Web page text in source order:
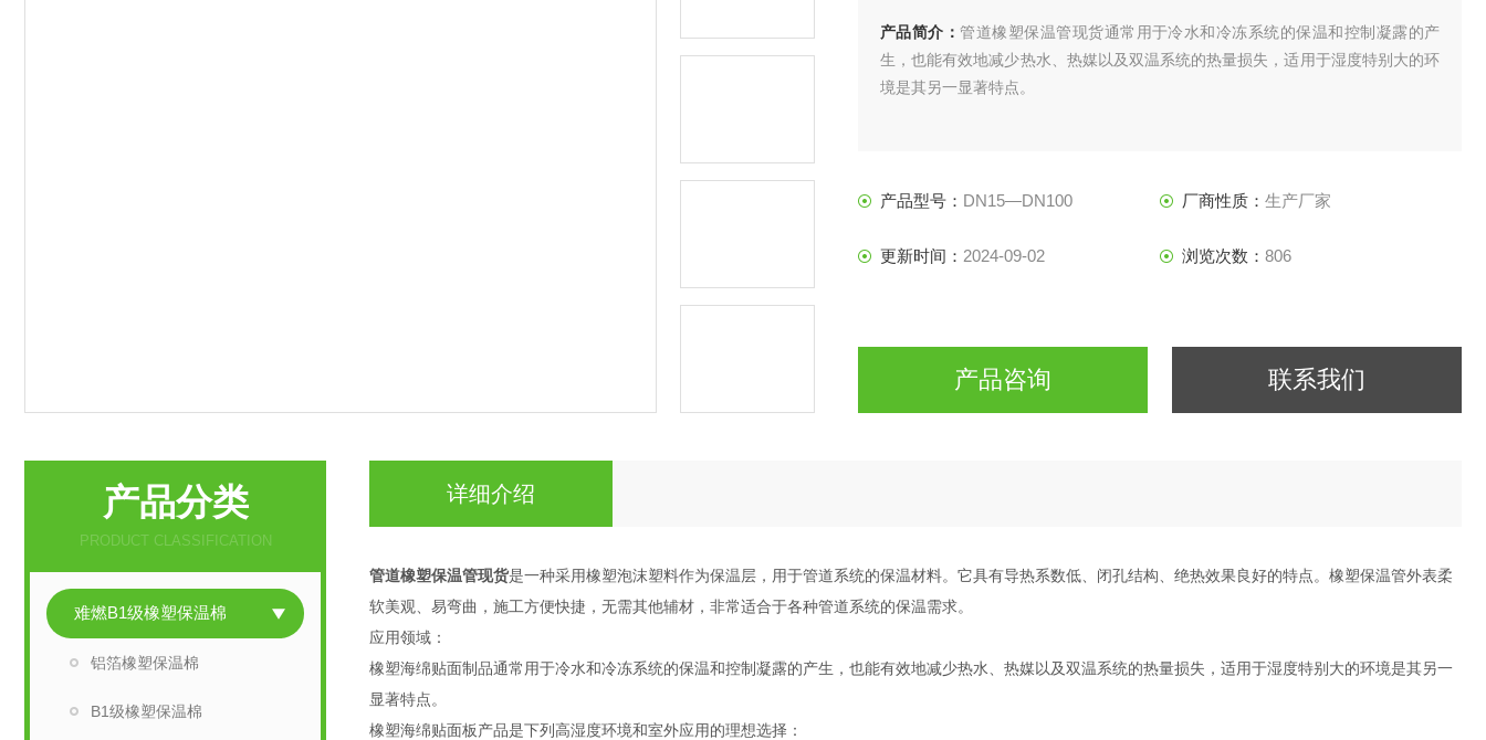
产品简介：管道橡塑保温管现货通常用于冷水和冷冻系统的保温和控制凝露的产
生，也能有效地减少热水、热媒以及双温系统的热量损失，适用于湿度特别大的环
境是其另一显著特点。
产品型号： DN15—DN100 厂商性质： 生产厂家
更新时间： 2024-09-02 浏览次数： 806
产品咨询 联系我们
产品分类
PRODUCT CLASSIFICATION
难燃B1级橡塑保温棉
铝箔橡塑保温棉
B1级橡塑保温棉
详细介绍
管道橡塑保温管现货是一种采用橡塑泡沫塑料作为保温层，用于管道系统的保温材料。它具有导热系数低、闭孔结构、绝热效果良好的特点。橡塑保温管外表柔
软美观、易弯曲，施工方便快捷，无需其他辅材，非常适合于各种管道系统的保温需求。
应用领域：
橡塑海绵贴面制品通常用于冷水和冷冻系统的保温和控制凝露的产生，也能有效地减少热水、热媒以及双温系统的热量损失，适用于湿度特别大的环境是其另一
显著特点。
橡塑海绵贴面板产品是下列高湿度环境和室外应用的理想选择：